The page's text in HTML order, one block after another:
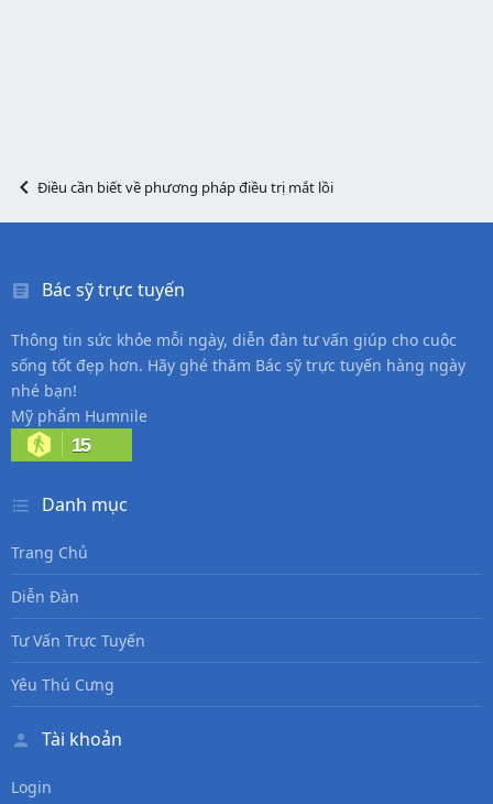
Điều cần biết về phương pháp điều trị mắt lồi
Bác sỹ trực tuyến
Thông tin sức khỏe mỗi ngày, diễn đàn tư vấn giúp cho cuộc
sống tốt đẹp hơn. Hãy ghé thăm Bác sỹ trực tuyến hàng ngày
nhé bạn!
Mỹ phẩm Humnile
15
Danh mục
Trang Chủ
Diễn Đàn
Tư Vấn Trực Tuyến
Yêu Thú Cưng
Tài khoản
Login